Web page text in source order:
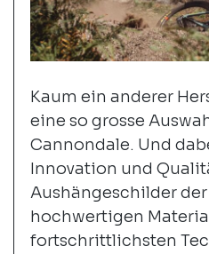
Kaum ein anderer
eine so grosse
Cannondale. Und
Innovation und
Aushängeschilder
hochwertigen
fortschrittlichsten